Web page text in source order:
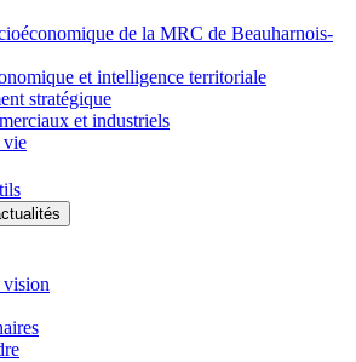
de la MRC de Beauharnois-
et intelligence territoriale
stratégique
et industriels
vie